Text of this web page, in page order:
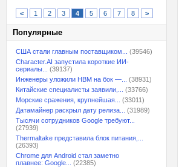
< 1 2 3 4 5 6 7 8 >
Популярные
США стали главным поставщиком...
(39546)
Character.AI запустила короткие ИИ-
сериалы...
(39137)
Инженеры уложили HBM на бок —...
(38931)
Китайские специалисты заявили,...
(33766)
Морские сражения, крупнейшая...
(33011)
Датамайнер раскрыл дату релиза...
(31989)
Тысячи сотрудников Google требуют...
(27939)
Thermaltake представила блок питания,...
(26393)
Chrome для Android стал заметно
плавнее: Google...
(22385)